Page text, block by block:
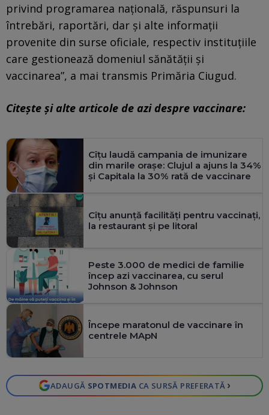
privind programarea naţională, răspunsuri la
întrebări, raportări, dar şi alte informaţii
provenite din surse oficiale, respectiv instituţiile
care gestionează domeniul sănătăţii şi
vaccinarea”, a mai transmis Primăria Ciugud.
Citeşte şi alte articole de azi despre vaccinare:
Cîţu laudă campania de imunizare
din marile oraşe: Clujul a ajuns la 34%
şi Capitala la 30% rată de vaccinare
Cîţu anunţă facilităţi pentru vaccinaţi,
la restaurant şi pe litoral
Peste 3.000 de medici de familie
încep azi vaccinarea, cu serul
Johnson & Johnson
Începe maratonul de vaccinare în
centrele MApN
ADAUGĂ SPOTMEDIA CA SURSĂ PREFERATĂ ›